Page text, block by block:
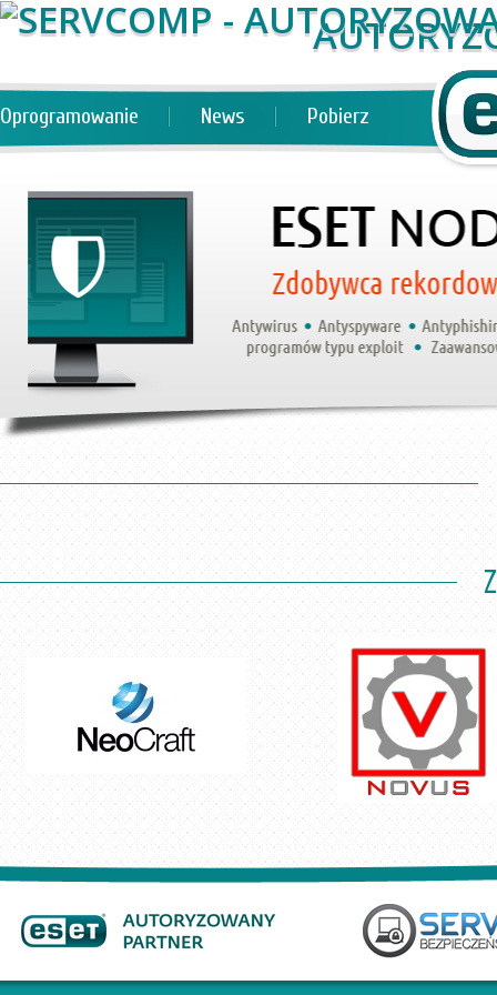
Oprogramowanie News Pobierz